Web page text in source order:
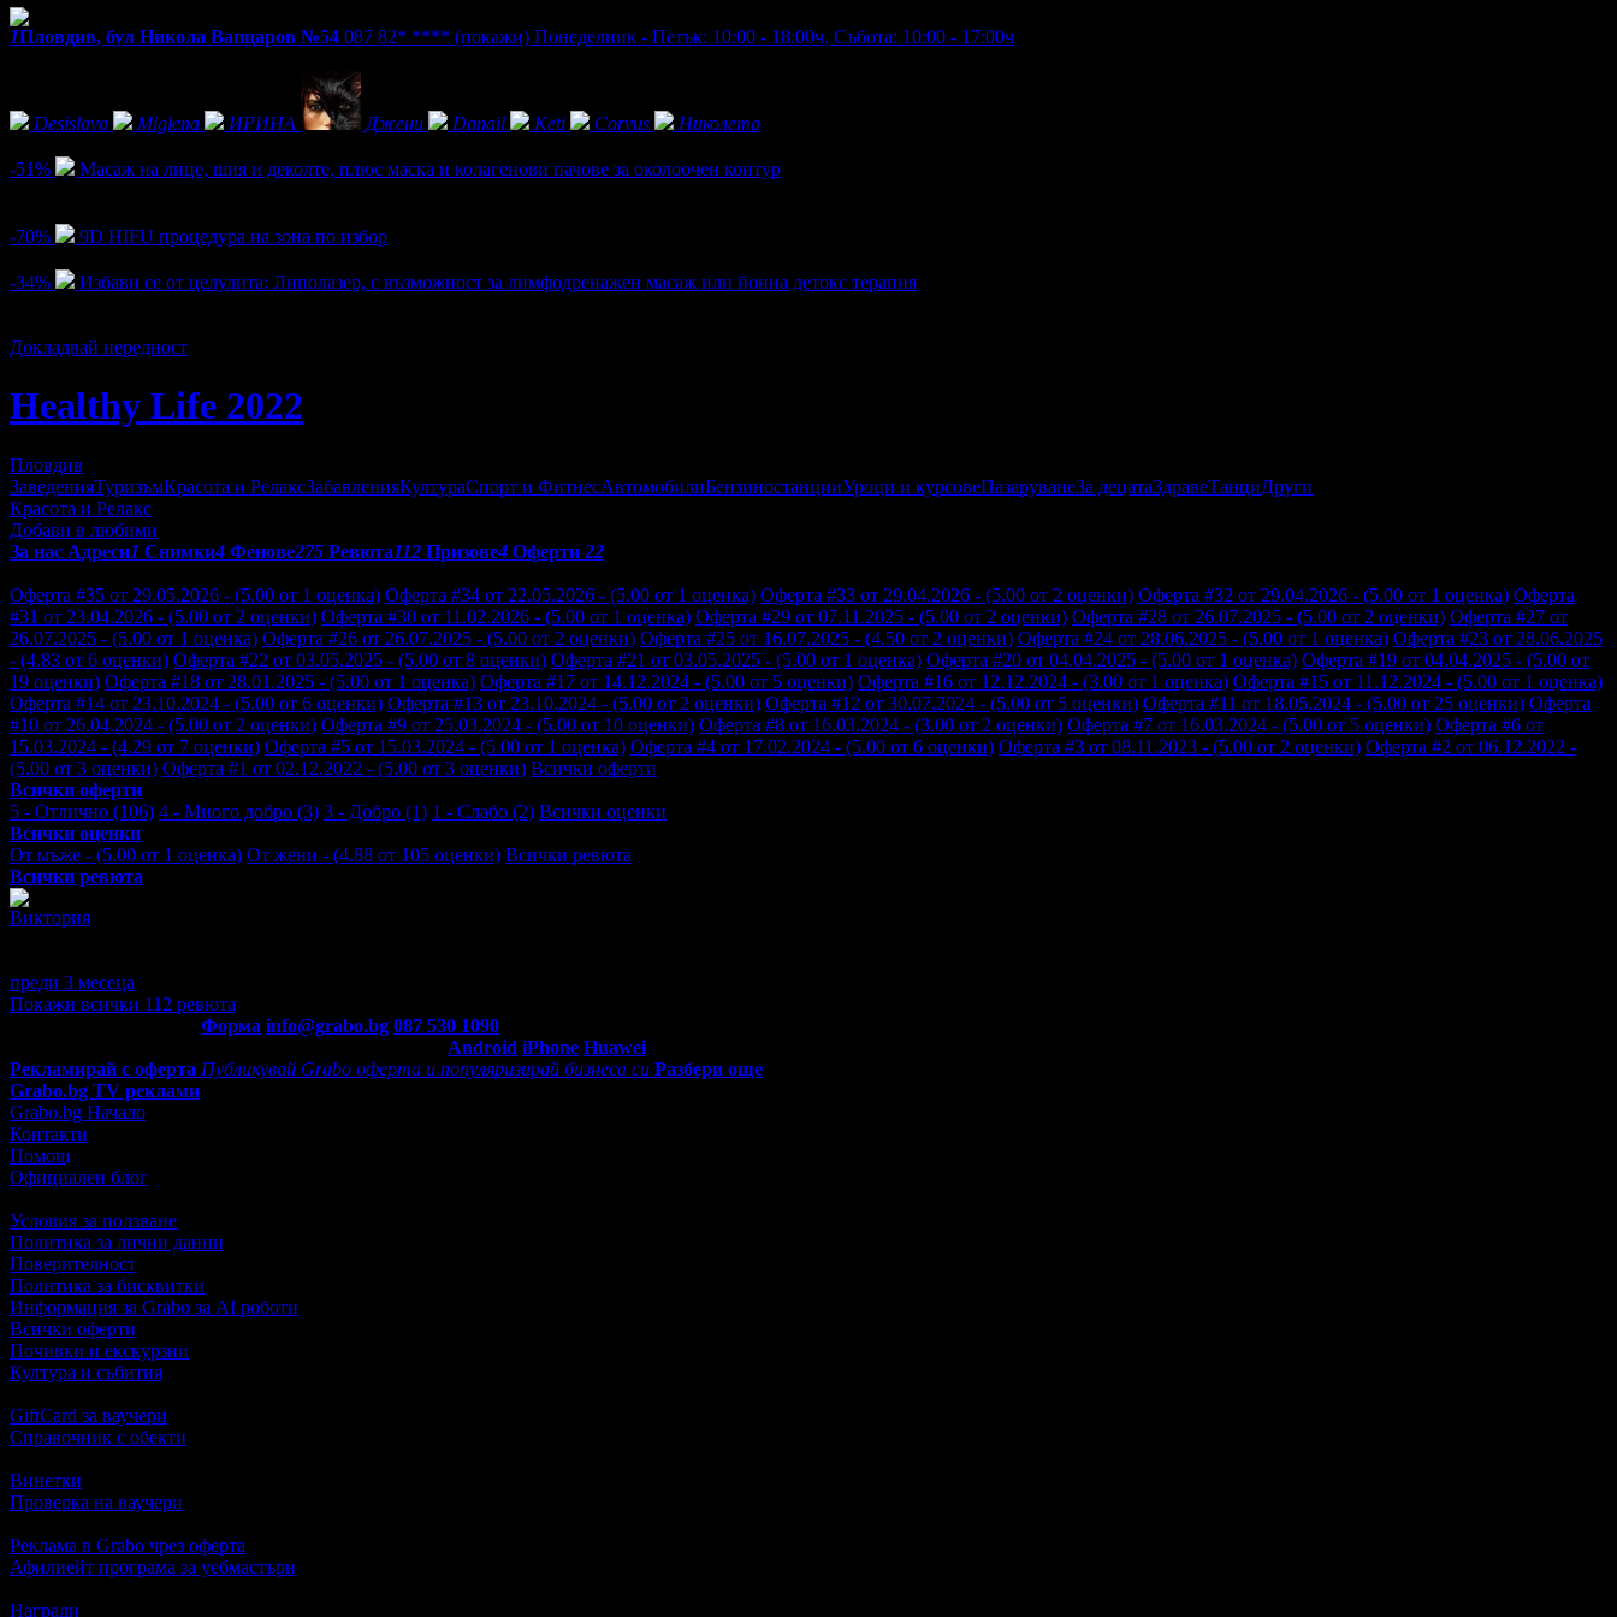
1Пловдив, бул Никола Вапцаров №54 087 82* **** (покажи) Понеделник - Петък: 10:00 - 18:00ч, Събота: 10:00 - 17:00ч
Desislava Miglena ИРИНА Джени Danail Keti Corvus
Николета
-51%
Масаж на лице, шия и деколте, плюс маска и колагенови пачове за околоочен контур
-70%
9D HIFU процедура на зона по избор
-34%
Избави се от целулита: Липолазер, с възможност за лимфодренажен масаж или йонна детокс терапия
Докладвай нередност
Healthy Life 2022
Пловдив
ЗаведенияТуризъмКрасота и РелаксЗабавленияКултураСпорт и ФитнесАвтомобилиБензиностанцииУроци и курсовеПазаруванеЗа децатаЗдравеТанциДруги
Красота и Релакс
Добави в любими
За нас Адреси1 Снимки4 Фенове275 Ревюта112 Призове4 Оферти 22
Оферта #35 от 29.05.2026 - (5.00 от 1 оценка) Оферта #34 от 22.05.2026 - (5.00 от 1 оценка) Оферта #33 от 29.04.2026 - (5.00 от 2 оценки) Оферта #32 от 29.04.2026 - (5.00 от 1 оценка) Оферта
#31 от 23.04.2026 - (5.00 от 2 оценки) Оферта #30 от 11.02.2026 - (5.00 от 1 оценка) Оферта #29 от 07.11.2025 - (5.00 от 2 оценки) Оферта #28 от 26.07.2025 - (5.00 от 2 оценки) Оферта #27 от
26.07.2025 - (5.00 от 1 оценка) Оферта #26 от 26.07.2025 - (5.00 от 2 оценки) Оферта #25 от 16.07.2025 - (4.50 от 2 оценки) Оферта #24 от 28.06.2025 - (5.00 от 1 оценка) Оферта #23 от 28.06.2025
- (4.83 от 6 оценки) Оферта #22 от 03.05.2025 - (5.00 от 8 оценки) Оферта #21 от 03.05.2025 - (5.00 от 1 оценка) Оферта #20 от 04.04.2025 - (5.00 от 1 оценка) Оферта #19 от 04.04.2025 - (5.00 от
19 оценки) Оферта #18 от 28.01.2025 - (5.00 от 1 оценка) Оферта #17 от 14.12.2024 - (5.00 от 5 оценки) Оферта #16 от 12.12.2024 - (3.00 от 1 оценка) Оферта #15 от 11.12.2024 - (5.00 от 1 оценка)
Оферта #14 от 23.10.2024 - (5.00 от 6 оценки) Оферта #13 от 23.10.2024 - (5.00 от 2 оценки) Оферта #12 от 30.07.2024 - (5.00 от 5 оценки) Оферта #11 от 18.05.2024 - (5.00 от 25 оценки) Оферта
#10 от 26.04.2024 - (5.00 от 2 оценки) Оферта #9 от 25.03.2024 - (5.00 от 10 оценки) Оферта #8 от 16.03.2024 - (3.00 от 2 оценки) Оферта #7 от 16.03.2024 - (5.00 от 5 оценки) Оферта #6 от
15.03.2024 - (4.29 от 7 оценки) Оферта #5 от 15.03.2024 - (5.00 от 1 оценка) Оферта #4 от 17.02.2024 - (5.00 от 6 оценки) Оферта #3 от 08.11.2023 - (5.00 от 2 оценки) Оферта #2 от 06.12.2022 -
(5.00 от 3 оценки) Оферта #1 от 02.12.2022 - (5.00 от 3 оценки) Всички оферти
Всички оферти
5 - Отлично (106) 4 - Много добро (3) 3 - Добро (1) 1 - Слабо (2) Всички оценки
Всички оценки
От мъже - (5.00 от 1 оценка) От жени - (4.88 от 105 оценки) Всички ревюта
Всички ревюта
Виктория
преди 3 месеца
Покажи всички 112 ревюта
Форма info@grabo.bg 087 530 1090
Android iPhone Huawei
Рекламирай с оферта Публикувай Grabo оферта и популяризирай бизнеса си Разбери още
Grabo.bg TV реклами
Grabo.bg Начало
Контакти
Помощ
Официален блог
Условия за ползване
Политика за лични данни
Поверителност
Политика за бисквитки
Информация за Grabo за AI роботи
Всички оферти
Почивки и екскурзии
Култура и събития
GiftCard за ваучери
Справочник с обекти
Винетки
Проверка на ваучери
Реклама в Grabo чрез оферта
Афилиейт програма за уебмастъри
Награди